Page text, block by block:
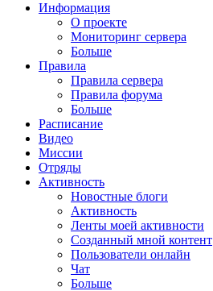
Информация
О проекте
Мониторинг сервера
Больше
Правила
Правила сервера
Правила форума
Больше
Расписание
Видео
Миссии
Отряды
Активность
Новостные блоги
Активность
Ленты моей активности
Созданный мной контент
Пользователи онлайн
Чат
Больше